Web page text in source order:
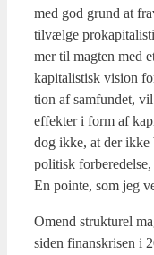
med god grund at
til­væl­ge
mer til mag­ten med
ka­pi­ta­li­stisk vision
tion af sam­fun­det,
effek­ter i form af
dog ikke, at der
poli­tisk
En poin­te, som jeg
Omend struk­tu­rel
siden finanskri­sen i